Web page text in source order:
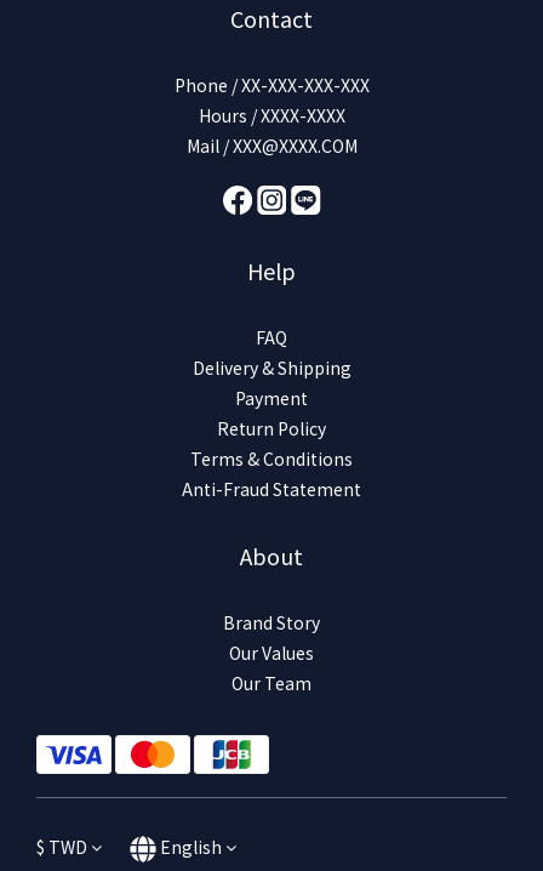
Contact
Phone / XX-XXX-XXX-XXX
Hours / XXXX-XXXX
Mail / XXX@XXXX.COM
Help
FAQ
Delivery & Shipping
Payment
Return Policy
Terms & Conditions
Anti-Fraud Statement
About
Brand Story
Our Values
Our Team
$ TWD English